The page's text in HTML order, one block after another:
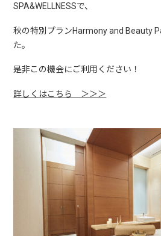
SPA&WELLNESSで、
秋の特別プランHarmony and Beauty
た。
是非この機会にご利用ください！
詳しくはこちら ＞＞＞